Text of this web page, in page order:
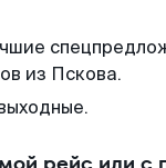
из Пскова.